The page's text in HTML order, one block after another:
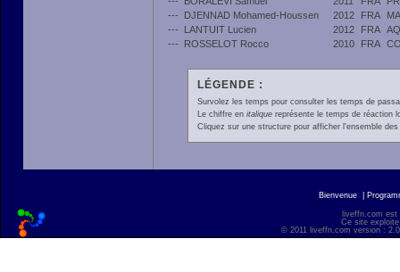
---
DJENNAD Mohamed-Houssen 2012 FRA
---
LANTUIT Lucien 2012 FRA
---
ROSSELOT Rocco 2010 FRA
LÉGENDE :
Survolez les temps pour consulter les temps de
Le chiffre en italiquereprésente le temps de réaction
Cliquez sur une structure pour afficher l'ensemble
Bienvenue
liveffn.com est
Ce site
© 2011 liveffn.com version :